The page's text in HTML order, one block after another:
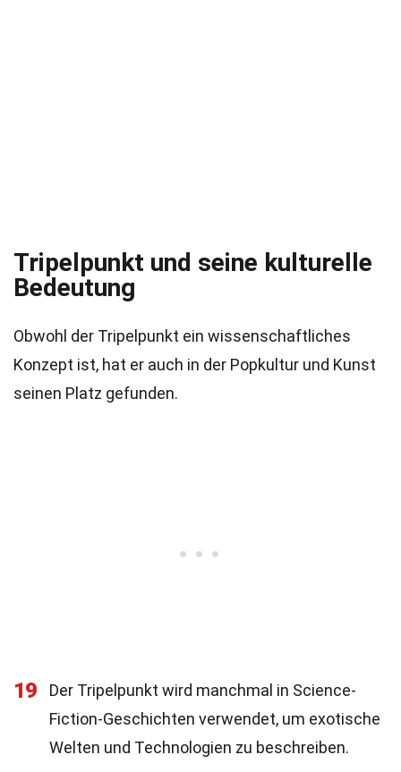
Tripelpunkt und seine kulturelle
Bedeutung
Obwohl der Tripelpunkt ein wissenschaftliches
Konzept ist, hat er auch in der Popkultur und Kunst
seinen Platz gefunden.
19
Der Tripelpunkt wird manchmal in Science-
Fiction-Geschichten verwendet, um exotische
Welten und Technologien zu beschreiben.